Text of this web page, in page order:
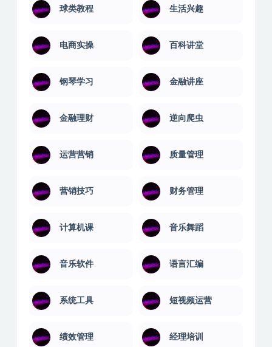
球类教程 生活兴趣
电商实操 百科讲堂
钢琴学习 金融讲座
金融理财 逆向爬虫
运营营销 质量管理
营销技巧 财务管理
计算机课 音乐舞蹈
音乐软件 语言汇编
系统工具 短视频运营
绩效管理 经理培训